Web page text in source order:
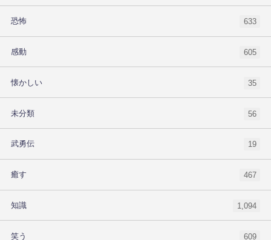
恐怖 633
感動 605
懐かしい 35
未分類 56
武勇伝 19
癒す 467
知識 1,094
笑う 609